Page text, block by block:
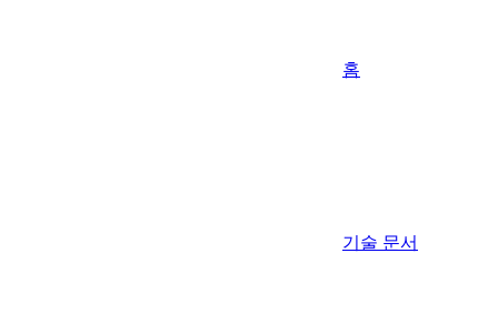
홈
기술 문서